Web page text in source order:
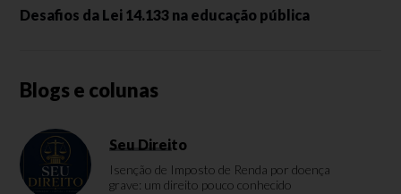
Desafios da Lei 14.133 na educação pública
Blogs e colunas
Seu Direito
Isenção de Imposto de Renda por doença
grave: um direito pouco conhecido